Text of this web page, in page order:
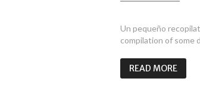
Un pequeño
compilation of some
READ MORE